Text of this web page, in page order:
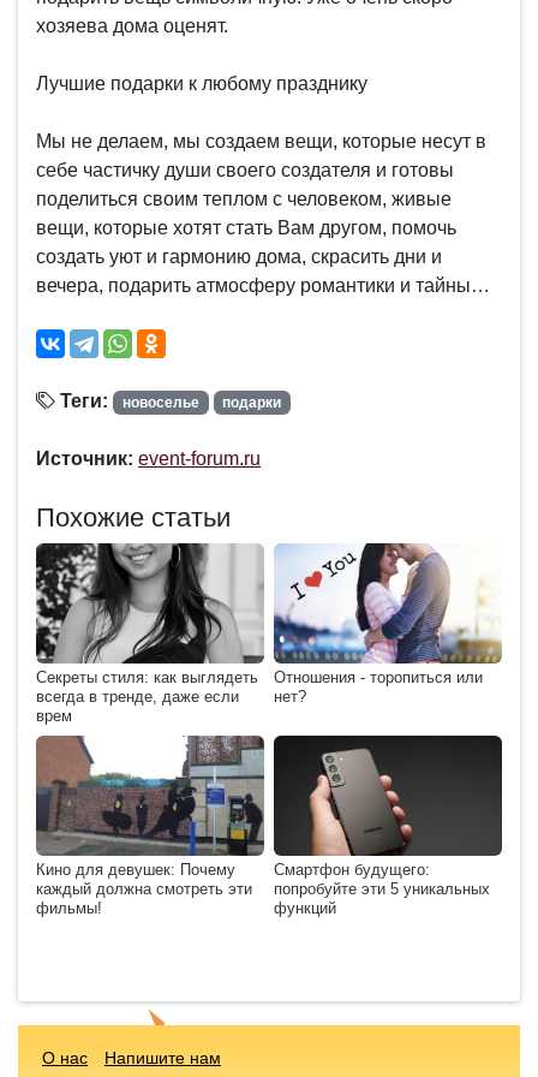
хозяева дома оценят.
Лучшие подарки к любому празднику
Мы не делаем, мы создаем вещи, которые несут в
себе частичку души своего создателя и готовы
поделиться своим теплом с человеком, живые
вещи, которые хотят стать Вам другом, помочь
создать уют и гармонию дома, скрасить дни и
вечера, подарить атмосферу романтики и тайны…
Теги: новоселье подарки
Источник: event-forum.ru
Похожие статьи
Секреты стиля: как выглядеть
всегда в тренде, даже если
врем
Отношения - торопиться или
нет?
Кино для девушек: Почему
каждый должна смотреть эти
фильмы!
Смартфон будущего:
попробуйте эти 5 уникальных
функций
О нас Напишите нам